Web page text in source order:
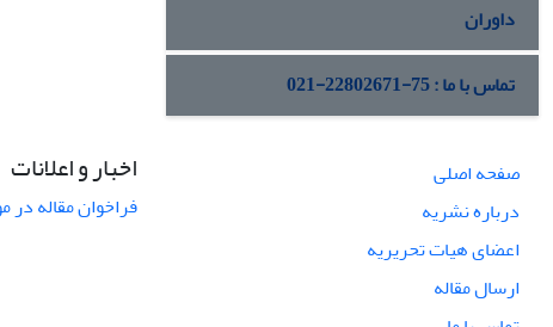
داوران
تماس با ما : 75-22802671-021
صفحه اصلی
درباره نشریه
اعضای هیات تحریریه
ارسال مقاله
اخبار و اعلانات
فراخوان مقاله در